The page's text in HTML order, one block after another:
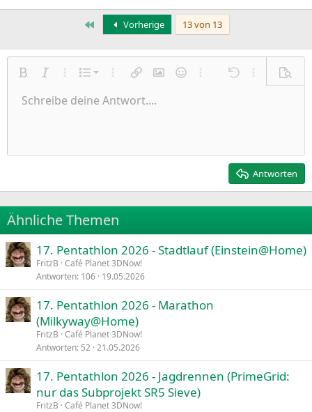
Erste Vorherige 13 von 13
Fett KursivWeitere Einstellungen…
Liste
Nummerierte Liste
Ungeordnete Liste
Weitere Einstellungen…
Link einfügen
Bild einfügen
SmileysWeitere Einstellungen…
Rückgängig
Weitere
Schriftgröße
9
22
26
TextfarbeSchriftfamilie
Arial
Times New Roman
Trebuchet MS
Verdana
Durchgestrichen
Unterstrichen
Inline-Code
AusrichtungLinksbündig
Paragraph format
Normal
Heading 2
ZitatMedienTabelle einfügen
Insert horizontal line
SpoilerCode
Wiederholen
BBCode umschalten
Formatierung entfernen
EntwürfeEntwurf speichern
Schreibe deine Antwort....
Antworten
Ähnliche Themen
17. Pentathlon 2026 - Stadtlauf (Einstein@Home)
FritzB Café Planet 3DNow!
Antworten 106 19.05.2026
17. Pentathlon 2026 - Marathon
(Milkyway@Home)
FritzB Café Planet 3DNow!
Antworten 52 21.05.2026
17. Pentathlon 2026 - Jagdrennen (PrimeGrid:
nur das Subprojekt SR5 Sieve)
FritzB Café Planet 3DNow!